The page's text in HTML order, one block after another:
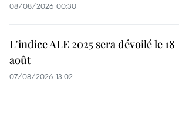
08/08/2026 00:30
L'indice ALE 2025 sera dévoilé le 18
août
07/08/2026 13:02